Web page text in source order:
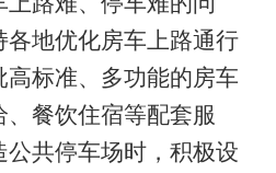
各地优化房车上路通行
高标准、多功能的房车
餐饮住宿等配套服
共停车场时，积极设